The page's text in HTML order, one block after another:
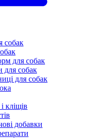
собак
для собак
для собак
для собак
кліщів
добавки